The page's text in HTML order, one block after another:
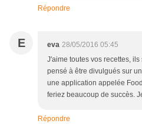
Répondre
E eva 28/05/2016 05:45
J'aime toutes vos recettes,
pensé à être divulgués sur
une application appelée
feriez beaucoup de succès.
Répondre